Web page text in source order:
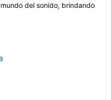
del sonido, brindando